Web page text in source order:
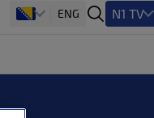
ENG N1 TV